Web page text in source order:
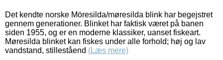
Det kendte norske Möresilda/møresilda blink har begejstret
gennem generationer. Blinket har faktisk været på banen
siden 1955, og er en moderne klassiker, uanset fiskeart.
Møresilda blinket kan fiskes under alle forhold; høj og lav
vandstand, stilleståend (Læs mere)